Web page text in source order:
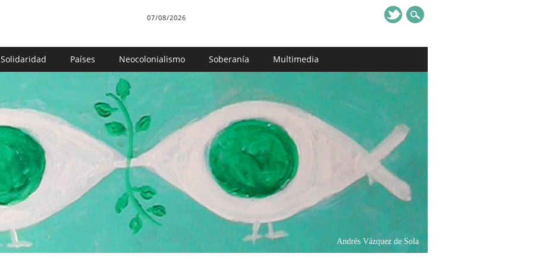
07/08/2026
Solidaridad Países Neocolonialismo Soberanía Multimedia
Andrés Vázquez de Sola